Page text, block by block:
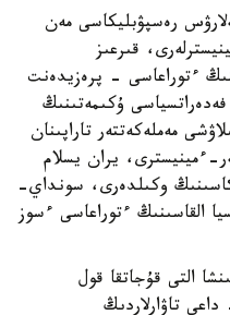
رەسپۋبليكاسى مەن
قىرعىز
ءتوراعاسى - پرەزيدەنت
ۇكىمەتىنىڭ
مەملەكەتتەر تاراپىنان
ءمينيسترى، يران يسلام
وكىلدەرى، سونداي-
القاسىنىڭ ءتوراعاسى ءسوز
التى قۇجاتقا قول
تاۋارلاردىڭ